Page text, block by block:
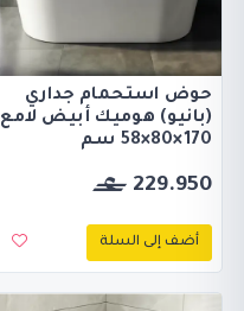
حوض استحمام جداري
(بانيو) هوميك أبيض لامع
170×80×58 سم
229.950
أضف إلى السلة